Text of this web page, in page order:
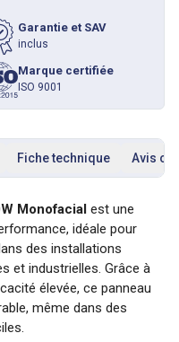
Garantie et SAV
inclus
Marque certifiée
ISO 9001
Fiche technique Avis